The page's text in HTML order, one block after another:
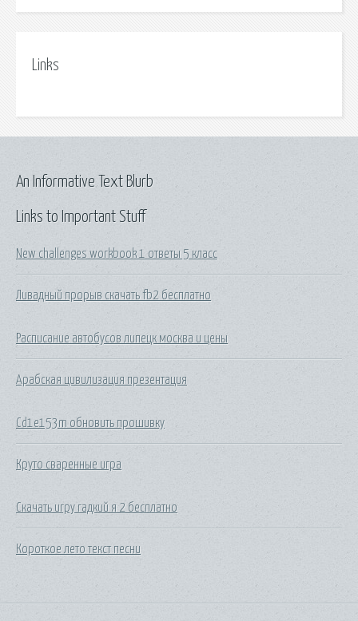
Links
Links to Important Stuff
New challenges workbook 1 ответы 5 класс
Ливадный прорыв скачать fb2 бесплатно
Расписание автобусов липецк москва и цены
Арабская цивилизация презентация
Cd1e153m обновить прошивку
Круто сваренные игра
Скачать игру гадкий я 2 бесплатно
Короткое лето текст песни
An Informative Text Blurb